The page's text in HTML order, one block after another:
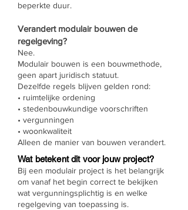
beperkte duur.
Verandert modulair bouwen de
regelgeving?
Nee.
Modulair bouwen is een bouwmethode,
geen apart juridisch statuut.
Dezelfde regels blijven gelden rond:
• ruimtelijke ordening
• stedenbouwkundige voorschriften
• vergunningen
• woonkwaliteit
Alleen de manier van bouwen verandert.
Wat betekent dit voor jouw project?
Bij een modulair project is het belangrijk
om vanaf het begin correct te bekijken
wat vergunningsplichtig is en welke
regelgeving van toepassing is.